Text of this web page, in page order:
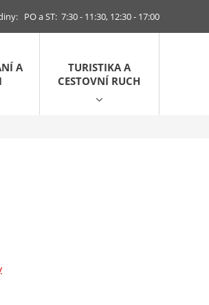
PO a ST: 7:30 - 11:30, 12:30 - 17:00
A
TURISTIKA A
CESTOVNÍ RUCH